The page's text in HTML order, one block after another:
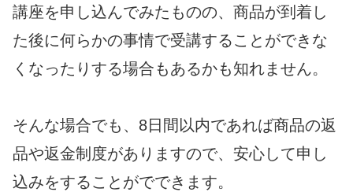
講座を申し込んでみたものの、商品が到着し
た後に何らかの事情で受講することができな
くなったりする場合もあるかも知れません。
そんな場合でも、8日間以内であれば商品の返
品や返金制度がありますので、安心して申し
込みをすることがでできます。